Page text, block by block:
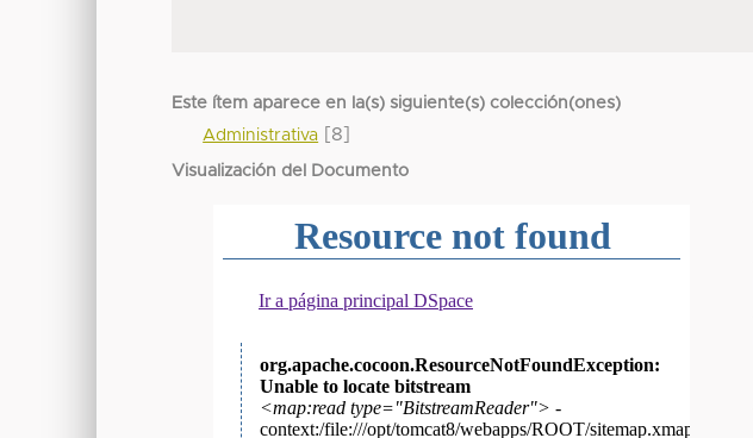
Este ítem aparece en la(s) siguiente(s) colección(ones)
Administrativa [8]
Visualización del Documento